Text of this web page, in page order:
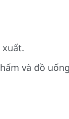
xuất.
và đồ